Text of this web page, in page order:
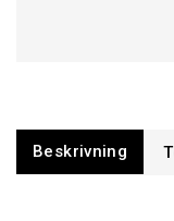
Beskrivning